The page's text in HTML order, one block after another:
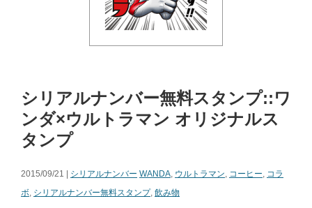
シリアルナンバー無料スタンプ::ワ
ンダ×ウルトラマン オリジナルス
タンプ
2015/09/21 | シリアルナンバー WANDA, ウルトラマン, コーヒー, コラ
ボ, シリアルナンバー無料スタンプ, 飲み物